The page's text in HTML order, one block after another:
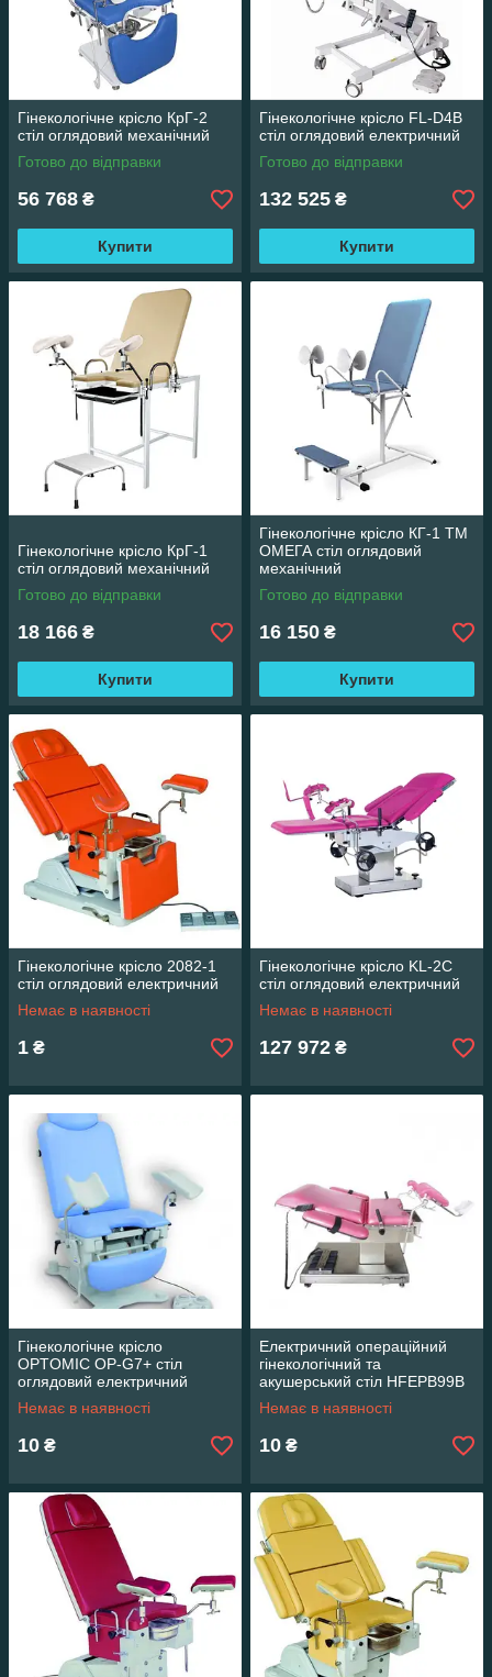
Гінекологічне крісло КрГ-2
стіл оглядовий механічний
Готово до відправки
56 768 ₴
Купити
Гінекологічне крісло FL-D4B
стіл оглядовий електричний
Готово до відправки
132 525 ₴
Купити
Гінекологічне крісло КрГ-1
стіл оглядовий механічний
Готово до відправки
18 166 ₴
Купити
Гінекологічне крісло КГ-1 ТМ
ОМЕГА стіл оглядовий
механічний
Готово до відправки
16 150 ₴
Купити
Гінекологічне крісло 2082-1
стіл оглядовий електричний
Немає в наявності
1 ₴
Гінекологічне крісло KL-2C
стіл оглядовий електричний
Немає в наявності
127 972 ₴
Гінекологічне крісло
OPTOMIC OP-G7+ стіл
оглядовий електричний
Немає в наявності
10 ₴
Електричний операційний
гінекологічний та
акушерський стіл HFEPB99B
Немає в наявності
10 ₴